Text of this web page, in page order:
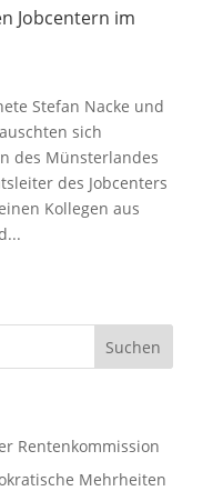
Jobcentern im
Stefan Nacke und
sich
des Münsterlandes
des Jobcenters
Kollegen aus
Rentenkommission
Mehrheiten